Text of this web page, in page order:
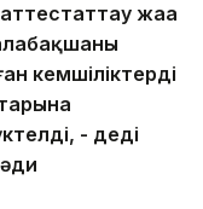
жаңа
кемшіліктерді
- деді